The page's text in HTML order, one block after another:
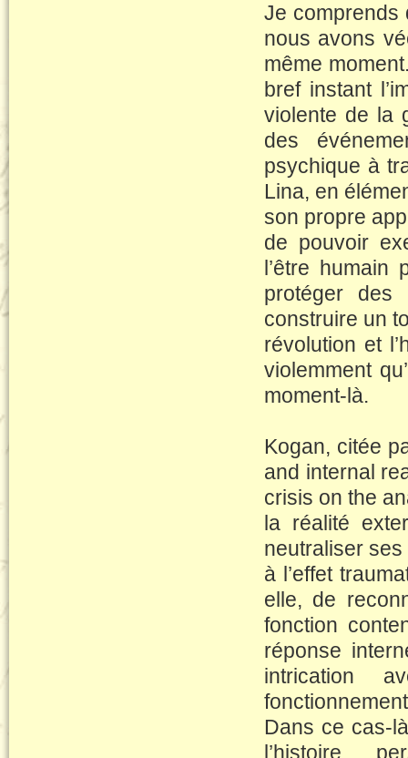
Je comprends
nous avons
même
bref instant
violente de la
des
psychique à
Lina, en
son propre
de pouvoir
l’être
protéger des
construire un
révolution et
violemment
moment-là.
Kogan, citée
and internal
crisis on the
la réalité
neutraliser
à l’effet
elle, de
fonction
réponse
intrication
Dans ce cas-
l’histoire